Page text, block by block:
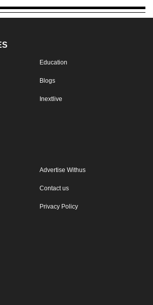
Education
Blogs
Inextlive
Advertise Withus
Contact us
Privacy Policy